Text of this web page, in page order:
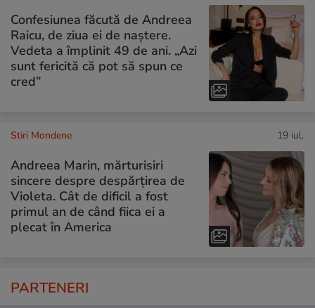
Confesiunea făcută de Andreea
Raicu, de ziua ei de naștere.
Vedeta a împlinit 49 de ani. „Azi
sunt fericită că pot să spun ce
cred”
Stiri Mondene 19 iul.
Andreea Marin, mărturisiri
sincere despre despărțirea de
Violeta. Cât de dificil a fost
primul an de când fiica ei a
plecat în America
PARTENERI